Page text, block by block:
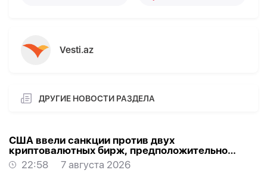
Vesti.az
ДРУГИЕ НОВОСТИ РАЗДЕЛА
США ввели санкции против двух
криптовалютных бирж, предположительно
оказывавших финансовую помощь Ирану
22:58
7 августа 2026